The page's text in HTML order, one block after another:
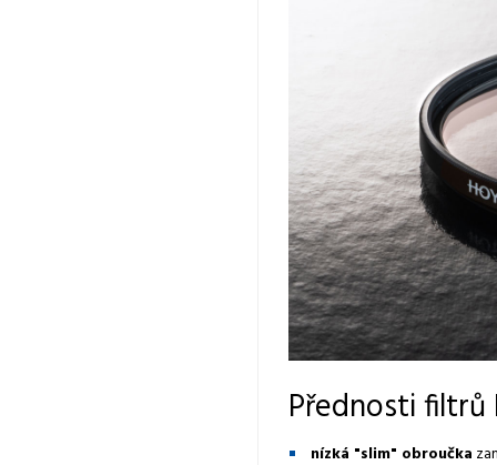
Přednosti filtrů
nízká "slim" obroučka